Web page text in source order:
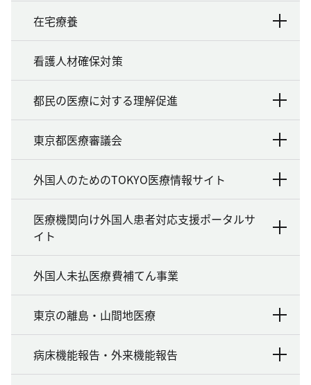
在宅療養
看護人材確保対策
都民の医療に対する理解促進
東京都医療審議会
外国人のためのTOKYO医療情報サイト
医療機関向け外国人患者対応支援ポータルサ
イト
外国人未払医療費補てん事業
東京の離島・山間地医療
病床機能報告・外来機能報告